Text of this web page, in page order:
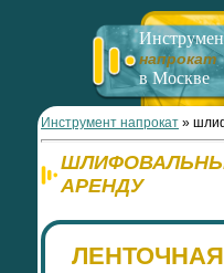
напрокат
в Москве
Инструмент напрокат »
АРЕНДУ
ЛЕНТОЧНАЯ